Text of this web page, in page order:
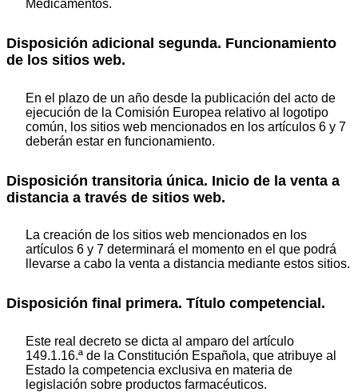
Medicamentos.
Disposición adicional segunda. Funcionamiento
de los sitios web.
En el plazo de un año desde la publicación del acto de
ejecución de la Comisión Europea relativo al logotipo
común, los sitios web mencionados en los artículos 6 y 7
deberán estar en funcionamiento.
Disposición transitoria única. Inicio de la venta a
distancia a través de sitios web.
La creación de los sitios web mencionados en los
artículos 6 y 7 determinará el momento en el que podrá
llevarse a cabo la venta a distancia mediante estos sitios.
Disposición final primera. Título competencial.
Este real decreto se dicta al amparo del artículo
149.1.16.ª de la Constitución Española, que atribuye al
Estado la competencia exclusiva en materia de
legislación sobre productos farmacéuticos.